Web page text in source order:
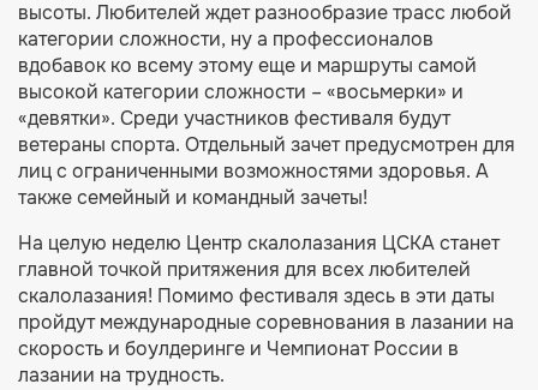
высоты. Любителей ждет разнообразие трасс любой
категории сложности, ну а профессионалов
вдобавок ко всему этому еще и маршруты самой
высокой категории сложности – «восьмерки» и
«девятки». Среди участников фестиваля будут
ветераны спорта. Отдельный зачет предусмотрен для
лиц с ограниченными возможностями здоровья. А
также семейный и командный зачеты!
На целую неделю Центр скалолазания ЦСКА станет
главной точкой притяжения для всех любителей
скалолазания! Помимо фестиваля здесь в эти даты
пройдут международные соревнования в лазании на
скорость и боулдеринге и Чемпионат России в
лазании на трудность.